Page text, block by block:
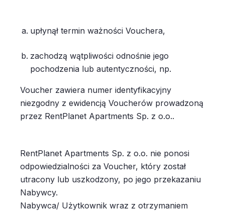
upłynął termin ważności Vouchera,
zachodzą wątpliwości odnośnie jego
pochodzenia lub autentyczności, np.
Voucher zawiera numer identyfikacyjny
niezgodny z ewidencją Voucherów prowadzoną
przez RentPlanet Apartments Sp. z o.o..
RentPlanet Apartments Sp. z o.o. nie ponosi
odpowiedzialności za Voucher, który został
utracony lub uszkodzony, po jego przekazaniu
Nabywcy.
Nabywca/ Użytkownik wraz z otrzymaniem